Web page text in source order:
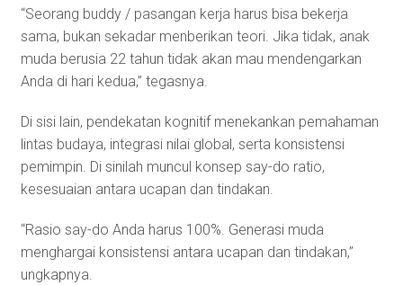
“Seorang buddy / pasangan kerja harus bisa bekerja
sama, bukan sekadar menberikan teori. Jika tidak, anak
muda berusia 22 tahun tidak akan mau mendengarkan
Anda di hari kedua,” tegasnya.
Di sisi lain, pendekatan kognitif menekankan pemahaman
lintas budaya, integrasi nilai global, serta konsistensi
pemimpin. Di sinilah muncul konsep say-do ratio,
kesesuaian antara ucapan dan tindakan.
“Rasio say-do Anda harus 100%. Generasi muda
menghargai konsistensi antara ucapan dan tindakan,”
ungkapnya.